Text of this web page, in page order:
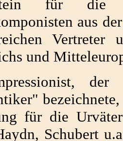
für die
aus
Vertreter
und
für die
Schubert